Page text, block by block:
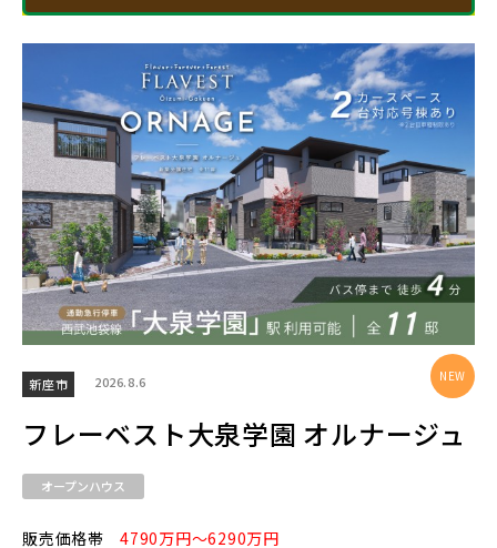
エリアから探す
埼玉・中央エリア(51)
さいたま市(21)
さいたま市西区(4)
さいたま市北区(2)
さいたま市大宮区(0)
さいたま市見沼区(6)
さいたま市浦和区(0)
さいたま市緑区(1)
さいたま市岩槻区(0)
川越市(3)
新座市 2026.8.6
フレーベスト大泉学園 オルナージュ
オープンハウス
販売価格帯
4790万円～6290万円